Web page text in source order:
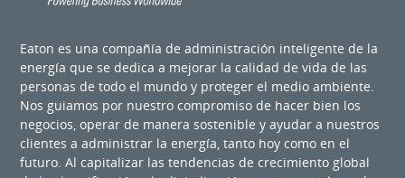
Eaton es una compañía de administración inteligente de la
energía que se dedica a mejorar la calidad de vida de las
personas de todo el mundo y proteger el medio ambiente.
Nos guiamos por nuestro compromiso de hacer bien los
negocios, operar de manera sostenible y ayudar a nuestros
clientes a administrar la energía, tanto hoy como en el
futuro. Al capitalizar las tendencias de crecimiento global